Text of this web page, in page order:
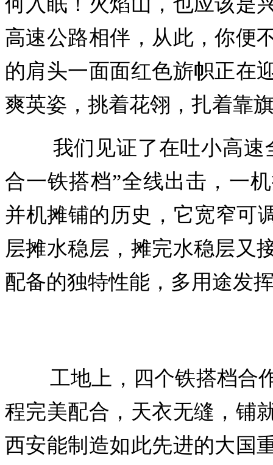
高速公路相伴，从此，你便
的肩头一面面红色旂帜正在
爽英姿，挑着花翎，扎着靠
我们见证了在吐小高速
合一铁搭档”全线出击，一
并机摊铺的历史，它宽窄可
层摊水稳层，摊完水稳层又
配备的独特性能，多用途发
工地上，四个铁搭档合作
程完美配合，天衣无缝，铺
西安能制造如此先进的大国